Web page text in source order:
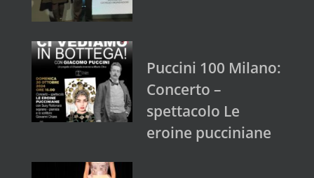
Puccini 100 Milano:
Concerto –
spettacolo Le
eroine pucciniane